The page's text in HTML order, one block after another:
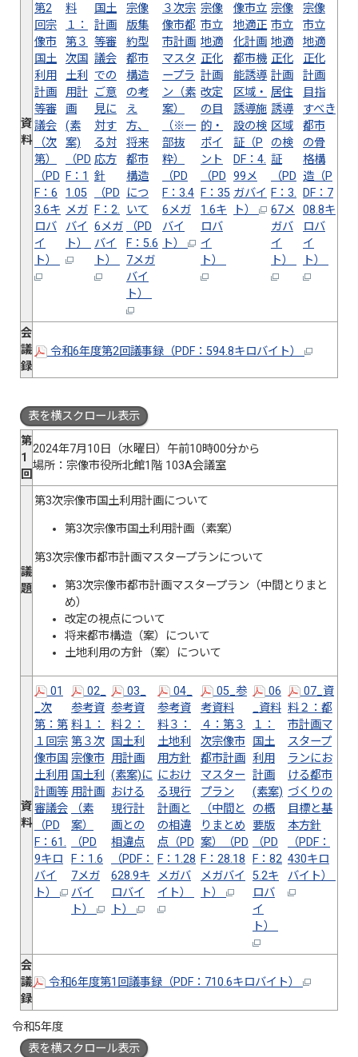
資
料
第2
回宗
像市
国土
利用
計画
等審
議会
（次
第）
（PD
F：6
3.6キ
ロバ
イ
ト）
料
１：
第３
次国
土利
用計
画
(素
案)
（PD
F：1
1.05
メガ
バイ
ト）
国土
計画
等審
議会
での
ご意
見に
対す
る対
応方
針
（PD
F：2.
6メガ
バイ
ト）
宗像
版集
約型
都市
構造
の考
え
方、
将来
都市
構造
につ
いて
（PD
F：5.6
7メガ
バイ
ト）
３次宗
像市都
市計画
マスタ
ープラ
ン（素
案）
（※一
部抜
粋）
（PD
F：3.4
6メガ
バイ
ト）
宗像
市立
地適
正化
計画
改定
の目
的・
ポイ
ント
（PD
F：35
1.6キ
ロバ
イ
ト）
像市立
地適正
化計画
都市機
能誘導
区域・
誘導施
設の検
証（P
DF：4.
99メ
ガバイ
ト）
宗像
市立
地適
正化
計画
居住
誘導
区域
の検
証
（PD
F：3.
67メ
ガバ
イ
ト）
宗像
市立
地適
正化
計画
目指
すべき
都市
の骨
格構
造（P
DF：7
08.8キ
ロバ
イ
ト）
会
議
録
令和6年度第2回議事録（PDF：594.8キロバイト）
表を横スクロール表示
第
1
回
2024年7月10日（水曜日）午前10時00分から
場所：宗像市役所北館1階 103A会議室
議
題
第3次宗像市国土利用計画について
第3次宗像市国土利用計画（素案）
第3次宗像市都市計画マスタープランについて
第3次宗像市都市計画マスタープラン（中間とりまと
め）
改定の視点について
将来都市構造（案）について
土地利用の方針（案）について
資
料
01
_次
第：第
１回宗
像市国
土利用
計画等
審議会
（PD
F：61.
9キロ
バイ
ト）
02_
参考資
料１：
第３次
宗像市
国土利
用計画
（素
案）
（PD
F：1.6
7メガ
バイ
ト）
03_
参考資
料２：
国土利
用計画
(素案)に
おける
現行計
画との
相違点
（PDF：
628.9キ
ロバイ
ト）
04_
参考資
料３：
土地利
用方針
におけ
る現行
計画と
の相違
点（PD
F：1.28
メガバ
イト）
05_参
考資料
４：第３
次宗像市
都市計画
マスター
プラン
（中間と
りまとめ
案）（PD
F：28.18
メガバイ
ト）
06
_資料
１：
国土
利用
計画
(素案)
の概
要版
（PD
F：82
5.2キ
ロバ
イ
ト）
07_資
料２：都
市計画マ
スタープ
ランにお
ける都市
づくりの
目標と基
本方針
（PDF：
430キロ
バイト）
会
議
録
令和6年度第1回議事録（PDF：710.6キロバイト）
令和5年度
表を横スクロール表示